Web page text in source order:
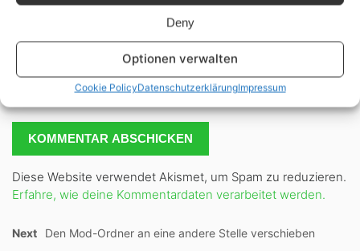
Deny
Optionen verwalten
Cookie PolicyDatenschutzerklärungImpressum
Diese Website verwendet Akismet, um Spam zu reduzieren.
Erfahre, wie deine Kommentardaten verarbeitet werden.
Next Den Mod-Ordner an eine andere Stelle verschieben